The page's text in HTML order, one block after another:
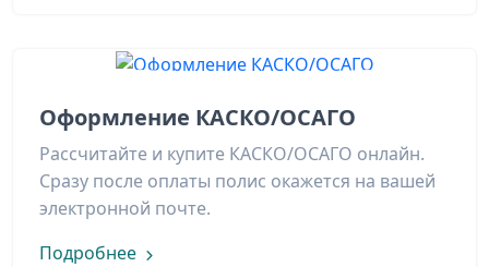
Оформление КАСКО/ОСАГО
Рассчитайте и купите КАСКО/ОСАГО онлайн.
Сразу после оплаты полис окажется на вашей
электронной почте.
Подробнее